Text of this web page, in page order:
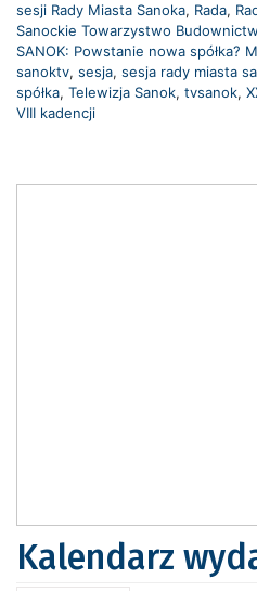
sesji Rady Miasta Sanoka, Rada,
Sanockie Towarzystwo
SANOK: Powstanie nowa spółka?
sanoktv, sesja, sesja rady miasta
spółka, Telewizja Sanok, tvsanok,
VIII kadencji
Kalendarz